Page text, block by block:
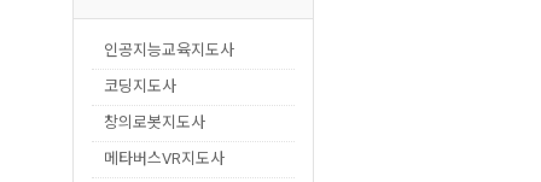
인공지능교육지도사
코딩지도사
창의로봇지도사
메타버스VR지도사